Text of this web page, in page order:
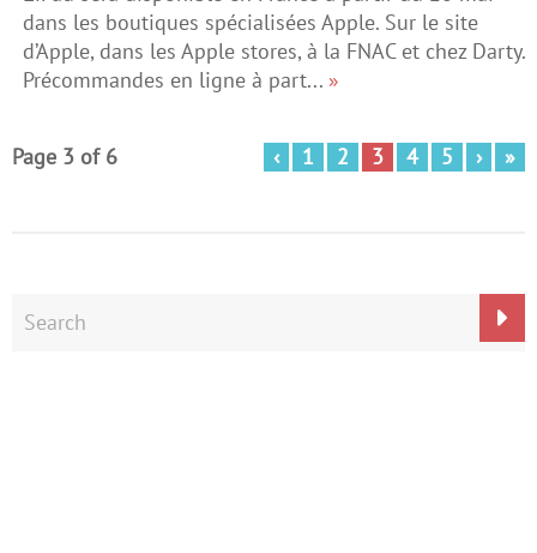
dans les boutiques spécialisées Apple. Sur le site
d’Apple, dans les Apple stores, à la FNAC et chez Darty.
Précommandes en ligne à part... »
Page 3 of 6 ‹ 1 2 3 4 5 › »